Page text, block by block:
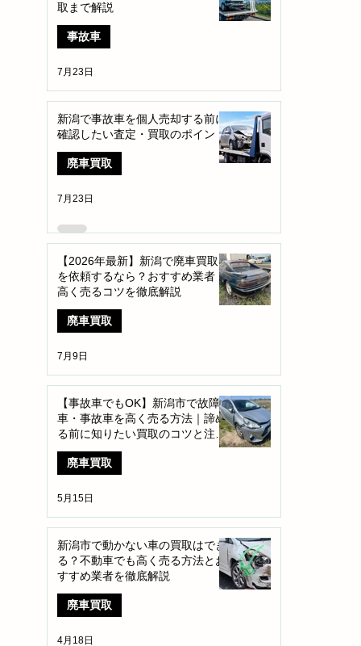
取まで解説
事故車
7月23日
新潟で事故車を個人売却する前に
確認したい査定・買取のポイント
廃車買取
7月23日
【2026年最新】新潟で廃車買取
を依頼するなら？おすすめ業者・
高く売るコツを徹底解説
廃車買取
7月9日
【事故車でもOK】新潟市で故障
車・事故車を高く売る方法｜諦め
る前に知りたい買取のコツと注意
点
廃車買取
5月15日
新潟市で動かない車の買取はでき
る？不動車でも高く売る方法とお
すすめ業者を徹底解説
廃車買取
4月18日